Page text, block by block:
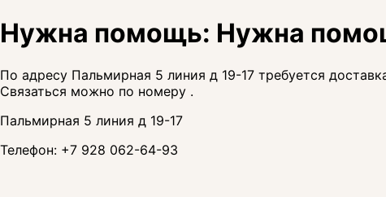
Нужна помощь: Нужна
По адресу Пальмирная 5 линия д 19-17 требуется
Связаться можно по номеру .
Пальмирная 5 линия д 19-17
Телефон: +7 928 062-64-93